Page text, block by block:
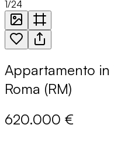
1/24
Appartamento in
Roma (RM)
620.000 €